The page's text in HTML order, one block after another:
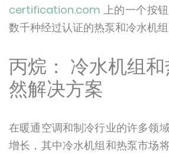
certification.com 上的一个按
数千种经过认证的热泵和冷水机组
丙烷： 冷水机组
然解决方案
在暖通空调和制冷行业的许多领
增长，其中冷水机组和热泵市场